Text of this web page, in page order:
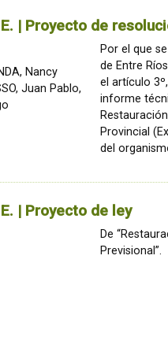
| Proyecto de
Nancy
Juan Pablo,
Por el que
de Entre
el artículo
informe
Provincial
del
| Proyecto de ley
De
Previsional”.